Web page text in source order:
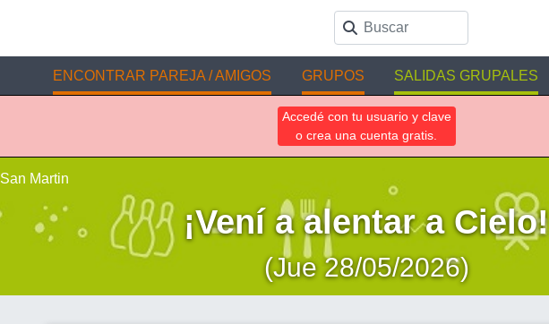
ENCONTRAR PAREJA / AMIGOS GRUPOS SALIDAS GRUPALES
Accedé con tu usuario y clave
o crea una cuenta gratis.
San Martin
¡Vení a alentar a Cielo!
(Jue 28/05/2026)